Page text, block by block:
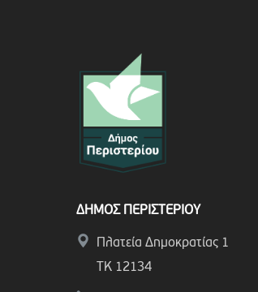
ΔΗΜΟΣ ΠΕΡΙΣΤΕΡΙΟΥ
Πλατεία Δημοκρατίας 1
ΤΚ 12134